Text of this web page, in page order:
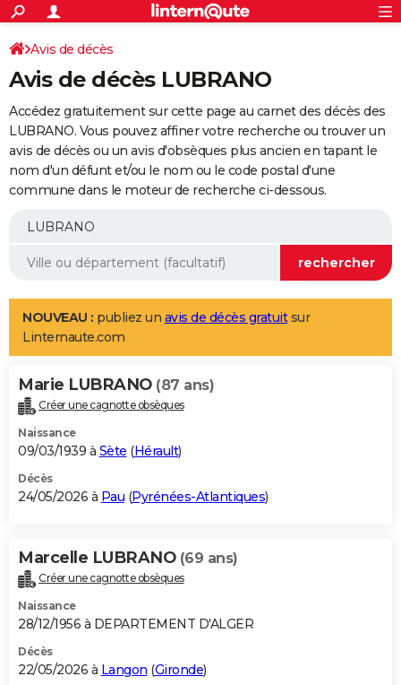
ACTUALITÉS
Politique
Société
Faits Divers
Education
Monde
Villes
+
SPORT
Coupe du monde 2026
Football
Tennis
Cyclisme
Rugby
Forum
Programme TV
TNTStreaming
Cinéma
Sorties cinéma
Musique
+FINANCE
Retraite
Epargne
Immobilier
Risques naturels par ville
Banque
Assurance
AUTO
Essais
Réserver un essai
Citadines
Berlines
SUV
Forum auto
+
Mobiles
Meilleur smartphone
Internet
Ordinateurs
Jeux vidéo
Guide high-tech
Aménagement intérieur
LIFESTYLE
Art de vivre
Bien-être
Loisirs
Mode
Modes de vie
Alimentation
Guide de la santé
Maladies
Médicaments
Sommeil
VOYAGE
Destinations
City break
Voyage nature
Voyage de noces
Forum
Climat
+PHOTO
GUIDES D'ACHAT
BONS PLANS
Carte de Noël
Carte Bonne année
Carte Saint-Valentin
Carte Pâques
Carte d'anniversaire
DICTIONNAIRE
Dictionnaire
Biographies
Citations
Expressions
Proverbes
PROGRAMME TV
S'inscrire
Se connecter
Lycées
Collèges
Primaires
Universités
Entreprises
Service militaire
Avis de recherche
AVIS DE DÉCÈS
Avis de décès
Avis de décès LUBRANO
Accédez gratuitement sur cette page au carnet des décès des
LUBRANO. Vous pouvez affiner votre recherche ou trouver un
avis de décès ou un avis d'obsèques plus ancien en tapant le
nom d'un défunt et/ou le nom ou le code postal d'une
commune dans le moteur de recherche ci-dessous.
NOUVEAU : publiez un avis de décès gratuitsur
Linternaute.com
Marie LUBRANO (87 ans)
Créer une cagnotte obsèques
Naissance
09/03/1939 à Sète (Hérault)
Décès
24/05/2026 à Pau (Pyrénées-Atlantiques)
Marcelle LUBRANO (69 ans)
Créer une cagnotte obsèques
Naissance
28/12/1956 à DEPARTEMENT D'ALGER
Décès
22/05/2026 à Langon (Gironde)